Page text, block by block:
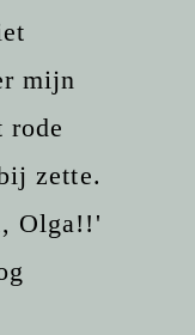
mijn
rode
zette.
Olga!!'